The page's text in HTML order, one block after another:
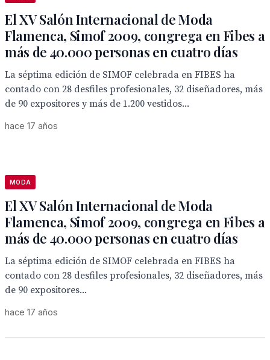
El XV Salón Internacional de Moda
Flamenca, Simof 2009, congrega en Fibes a
más de 40.000 personas en cuatro días
La séptima edición de SIMOF celebrada en FIBES ha
contado con 28 desfiles profesionales, 32 diseñadores, más
de 90 expositores y más de 1.200 vestidos...
hace 17 años
MODA
El XV Salón Internacional de Moda
Flamenca, Simof 2009, congrega en Fibes a
más de 40.000 personas en cuatro días
La séptima edición de SIMOF celebrada en FIBES ha
contado con 28 desfiles profesionales, 32 diseñadores, más
de 90 expositores...
hace 17 años